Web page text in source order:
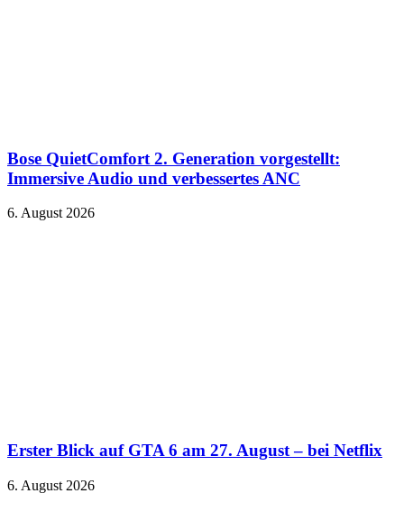
Bose QuietComfort 2. Generation vorgestellt:
Immersive Audio und verbessertes ANC
6. August 2026
Erster Blick auf GTA 6 am 27. August – bei Netflix
6. August 2026